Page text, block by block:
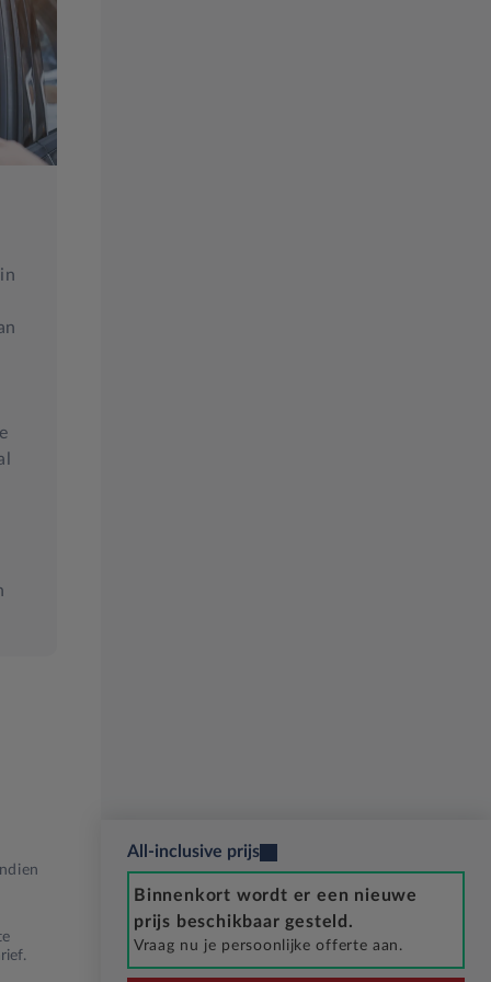
All-inclusive prijs
Binnenkort wordt er een nieuwe
prijs beschikbaar gesteld.
Vraag nu je persoonlijke offerte aan.